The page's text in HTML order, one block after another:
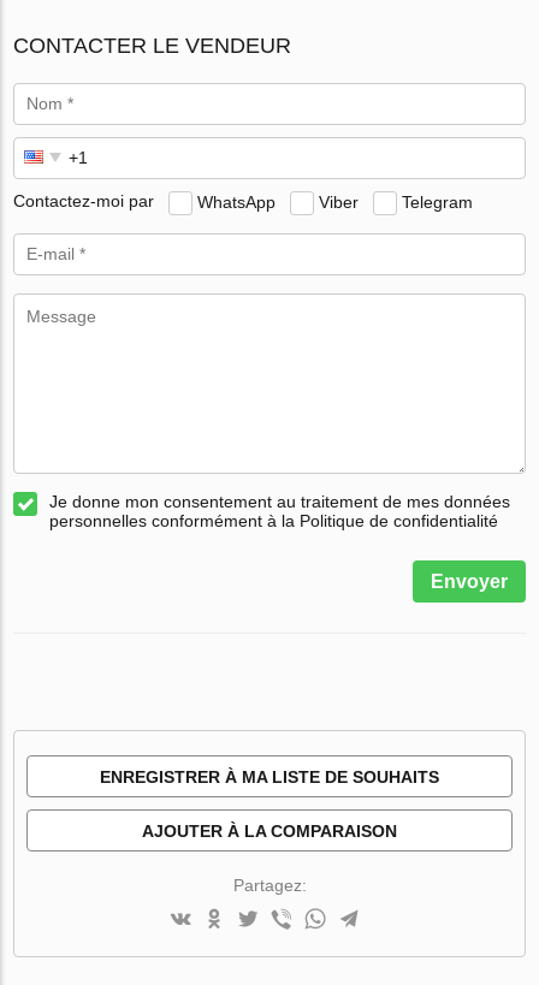
CONTACTER LE VENDEUR
Contactez-moi par WhatsApp Viber Telegram
Je donne mon consentement au traitement de mes données
personnelles conformément à la Politique de confidentialité
Envoyer
ENREGISTRER À MA LISTE DE SOUHAITS
AJOUTER À LA COMPARAISON
Partagez: